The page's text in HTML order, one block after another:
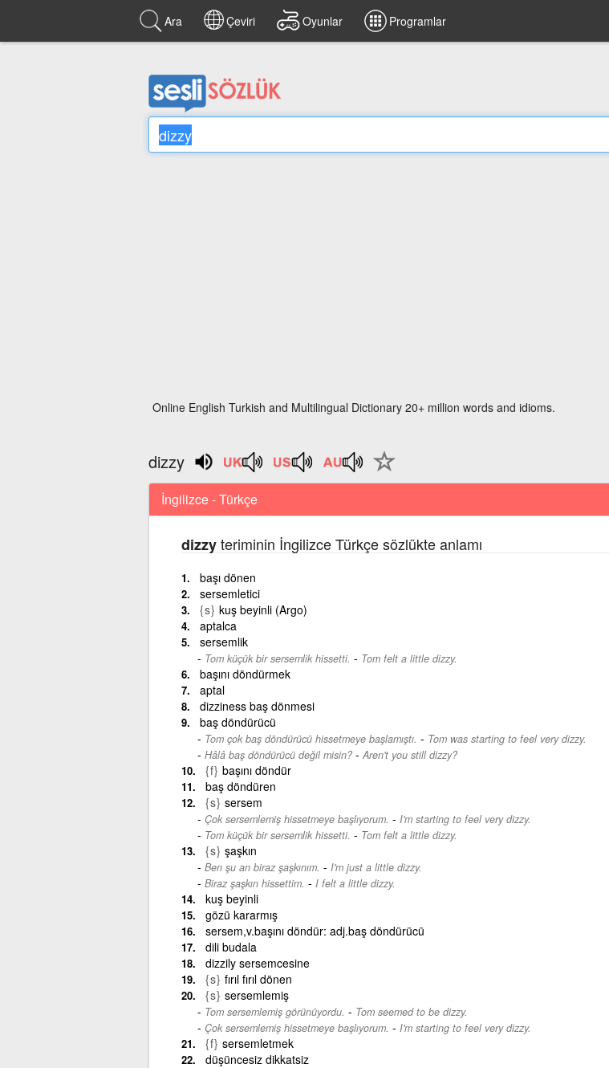
Ara Çeviri Oyunlar Programlar
Online English Turkish and Multilingual Dictionary 20+ million words and idioms.
dizzy
İngilizce - Türkçe
dizzyteriminin İngilizce Türkçe sözlükte anlamı
başı dönen
sersemletici
{s} kuş beyinli (Argo)
aptalca
sersemlik
Tom küçük bir sersemlik hissetti. - Tom felt a little dizzy.
başını döndürmek
aptal
dizziness baş dönmesi
baş döndürücü
Tom çok baş döndürücü hissetmeye başlamıştı. - Tom was starting to feel very dizzy.
Hâlâ baş döndürücü değil misin?- Aren't you still dizzy?
{f} başını döndür
baş döndüren
{s} sersem
Çok sersemlemiş hissetmeye başlıyorum. - I'm starting to feel very dizzy.
Tom küçük bir sersemlik hissetti. - Tom felt a little dizzy.
{s} şaşkın
Ben şu an biraz şaşkınım. - I'm just a little dizzy.
Biraz şaşkın hissettim. - I felt a little dizzy.
kuş beyinli
gözü kararmış
sersem,v.başını döndür: adj.baş döndürücü
dili budala
dizzily sersemcesine
{s} fırıl fırıl dönen
{s} sersemlemiş
Tom sersemlemiş görünüyordu. - Tom seemed to be dizzy.
Çok sersemlemiş hissetmeye başlıyorum. - I'm starting to feel very dizzy.
{f} sersemletmek
düşüncesiz dikkatsiz